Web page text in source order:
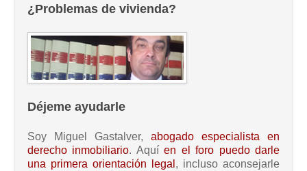
¿Problemas de vivienda?
Déjeme ayudarle
Soy Miguel Gastalver, abogado especialista en
derecho inmobiliario. Aquíen el foro puedo darle
una primera orientación legal , incluso aconsejarle